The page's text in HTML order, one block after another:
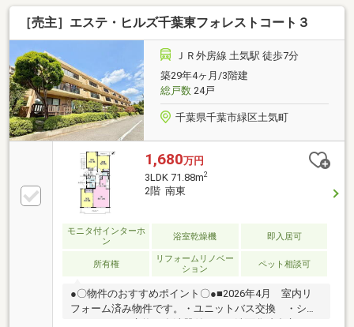
宅ローン】優遇金利＆各種手数料0円！独自審査でロ
ーンに強い！②【未来カレンダー】専用ソフトで将来
の資金計画を無料シミュレーション。③【ご購入後の
生涯サポート】売って終わりではなく、お引渡し後も
一生涯お守りします。◆HPにて【写真付きお客様の
声】1400件以上公開中！◆お問合せは【資料請求】又
は【 0120-104-273 】まで！
［売主］エステ・ヒルズ千葉東フォレストコート３
ＪＲ外房線 土気駅 徒歩7分
築29年4ヶ月/3階建
総戸数24戸
千葉県千葉市緑区土気町
1,680万円
3LDK 71.88m2
2階 南東
モニタ付インターホ
ン
浴室乾燥機 即入居可
所有権
リフォームリノベー
ション
ペット相談可
●〇物件のおすすめポイント〇●■2026年4月 室内リ
フォーム済み物件です。・ユニットバス交換 ・シス